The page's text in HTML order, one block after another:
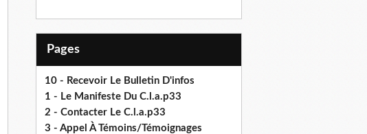
Pages
10 - Recevoir Le Bulletin D'infos
1 - Le Manifeste Du C.l.a.p33
2 - Contacter Le C.l.a.p33
3 - Appel À Témoins/Témoignages